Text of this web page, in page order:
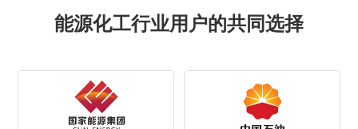
能源化工行业用户的共同选择